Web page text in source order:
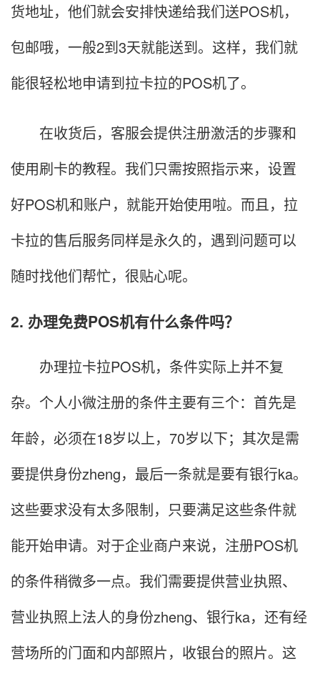
货地址，他们就会安排快递给我们送POS机，
包邮哦，一般2到3天就能送到。这样，我们就
能很轻松地申请到拉卡拉的POS机了。
在收货后，客服会提供注册激活的步骤和
使用刷卡的教程。我们只需按照指示来，设置
好POS机和账户，就能开始使用啦。而且，拉
卡拉的售后服务同样是永久的，遇到问题可以
随时找他们帮忙，很贴心呢。
2. 办理免费POS机有什么条件吗？
办理拉卡拉POS机，条件实际上并不复
杂。个人小微注册的条件主要有三个：首先是
年龄，必须在18岁以上，70岁以下；其次是需
要提供身份zheng，最后一条就是要有银行ka。
这些要求没有太多限制，只要满足这些条件就
能开始申请。对于企业商户来说，注册POS机
的条件稍微多一点。我们需要提供营业执照、
营业执照上法人的身份zheng、银行ka，还有经
营场所的门面和内部照片，收银台的照片。这